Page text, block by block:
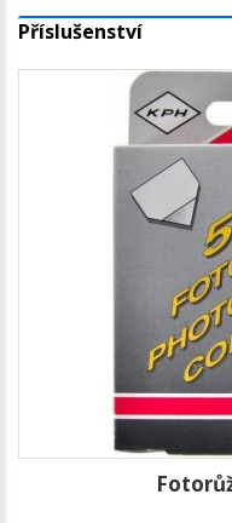
Příslušenství